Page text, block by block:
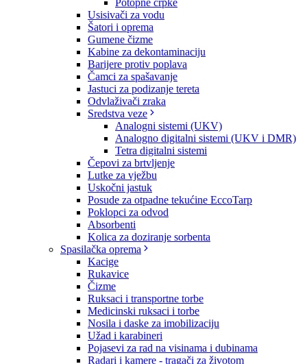
Potopne crpke
Usisivači za vodu
Šatori i oprema
Gumene čizme
Kabine za dekontaminaciju
Barijere protiv poplava
Čamci za spašavanje
Jastuci za podizanje tereta
Odvlaživači zraka
Sredstva veze
Analogni sistemi (UKV)
Analogno digitalni sistemi (UKV i DMR)
Tetra digitalni sistemi
Čepovi za brtvljenje
Lutke za vježbu
Uskočni jastuk
Posude za otpadne tekućine EccoTarp
Poklopci za odvod
Absorbenti
Kolica za doziranje sorbenta
Spasilačka oprema
Kacige
Rukavice
Čizme
Ruksaci i transportne torbe
Medicinski ruksaci i torbe
Nosila i daske za imobilizaciju
Užad i karabineri
Pojasevi za rad na visinama i dubinama
Radari i kamere - tragači za životom